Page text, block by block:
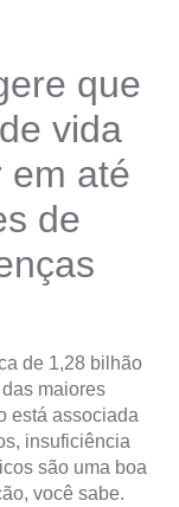
que
vida
em até
de
de 1,28 bilhão
maiores
está associada
insuficiência
são uma boa
você sabe.